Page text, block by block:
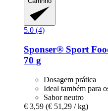
5.0 (4)
Sponser® Sport
70 g
Dosagem prática
Ideal também para
Sabor neutro
€ 3,59 (€ 51,29 / kg)